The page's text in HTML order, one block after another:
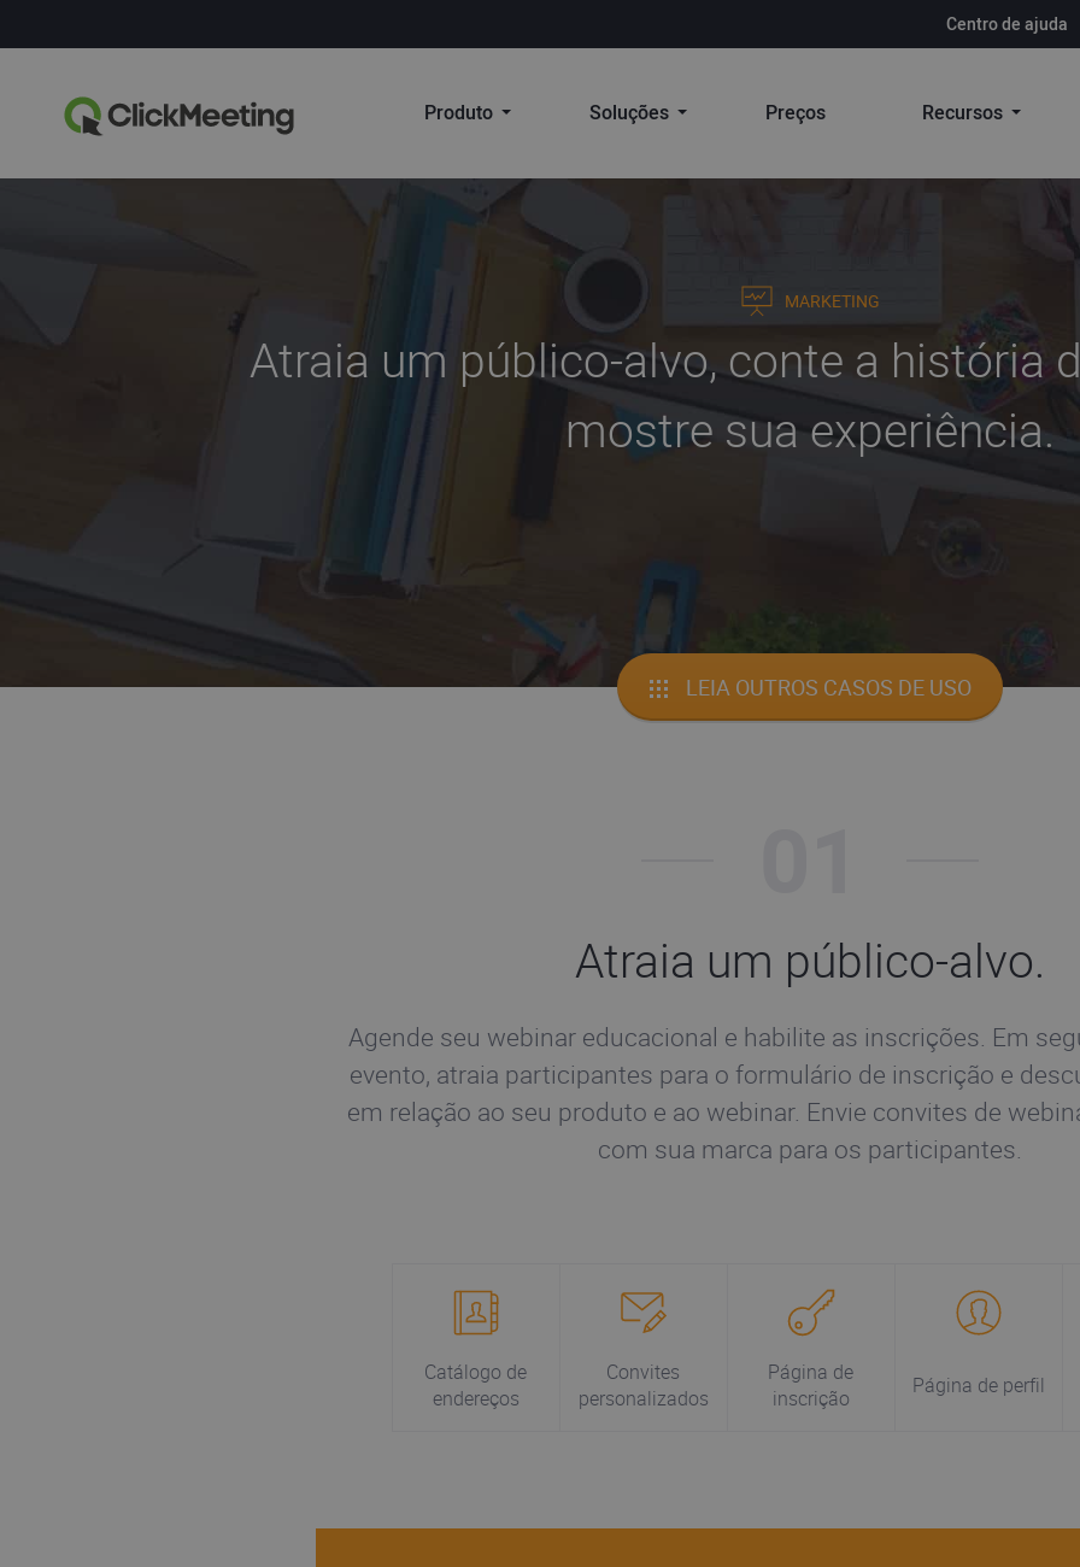
Centro de ajuda
Produto Soluções Preços Recursos
MARKETING
Atraia um público-alvo, conte a história
mostre sua experiência.
LEIA OUTROS CASOS DE USO
Atraia um público-alvo.
Agende seu webinar educacional e habilite as inscrições. Em
evento, atraia participantes para o formulário de inscrição e
em relação ao seu produto e ao webinar. Envie convites de
com sua marca para os participantes.
Catálogo de
endereços
Convites
personalizados
Página de
inscrição
Página de perfil